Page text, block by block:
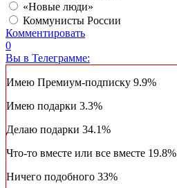
«Новые люди»
Коммунисты России
Комментировать
0
Вы в Телеграмме:
Имею Премиум-подписку 9.9%
Имею подарки 3.3%
Делаю подарки 34.1%
Что-то вместе или все вместе 19.8%
Ничего подобного 33%